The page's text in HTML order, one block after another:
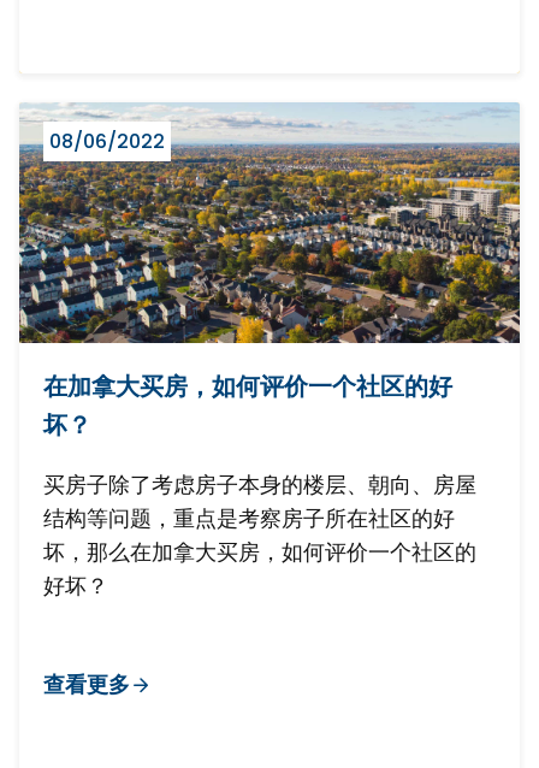
08/06/2022
在加拿大买房，如何评价一个社区的好
坏？
买房子除了考虑房子本身的楼层、朝向、房屋
结构等问题，重点是考察房子所在社区的好
坏，那么在加拿大买房，如何评价一个社区的
好坏？
查看更多